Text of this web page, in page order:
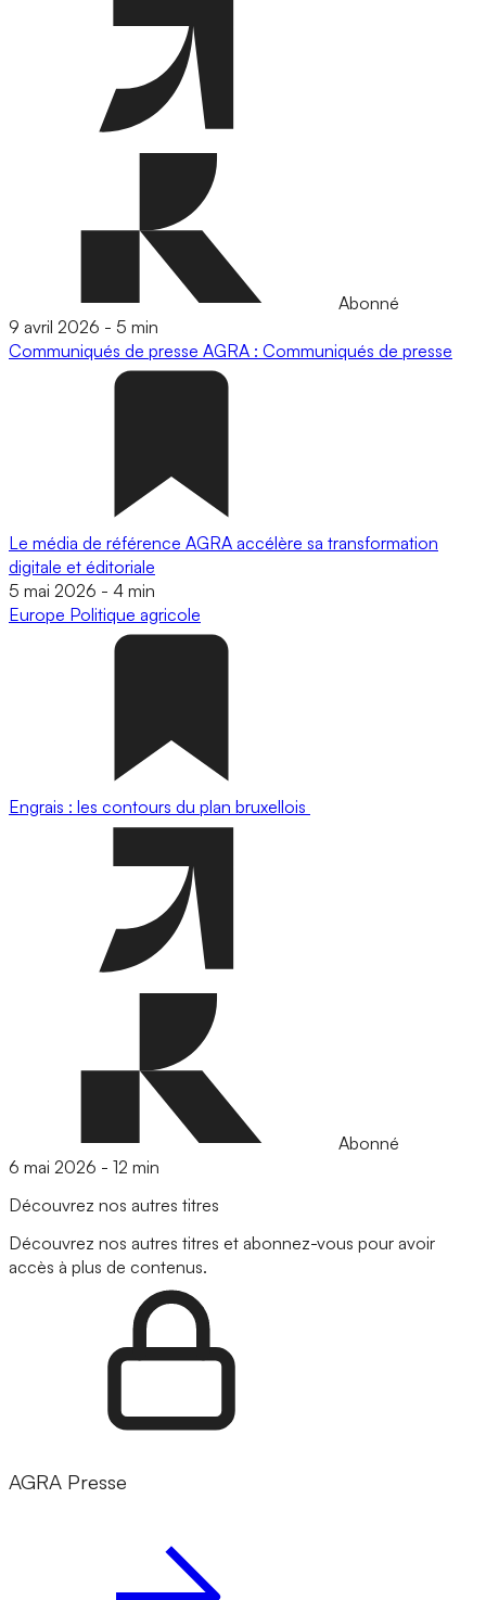
Abonné
9 avril 2026 - 5 min
Communiqués de presse AGRA : Communiqués de presse
Le média de référence AGRA accélère sa transformation
digitale et éditoriale
5 mai 2026 - 4 min
Europe Politique agricole
Engrais : les contours du plan bruxellois
Abonné
6 mai 2026 - 12 min
Découvrez nos autres titres
Découvrez nos autres titres et abonnez-vous pour avoir
accès à plus de contenus.
AGRA Presse